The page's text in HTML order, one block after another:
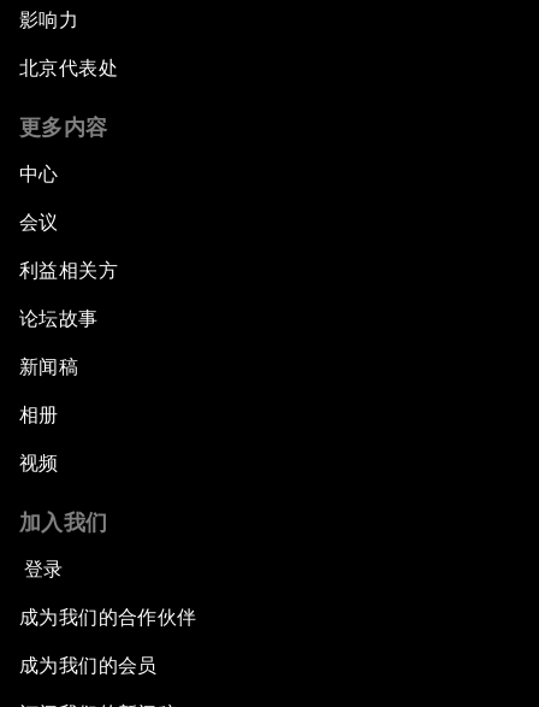
影响力
北京代表处
更多内容
中心
会议
利益相关方
论坛故事
新闻稿
相册
视频
加入我们
登录
成为我们的合作伙伴
成为我们的会员